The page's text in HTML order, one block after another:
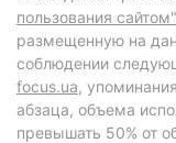
пользования сайтом"
размещенную на
соблюдении
focus.ua,
абзаца, объема
превышать 50% от